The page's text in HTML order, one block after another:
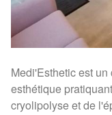
Medi'Esthetic est
esthétique
cryolipolyse et de